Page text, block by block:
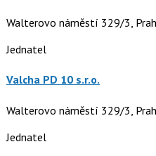
Walterovo náměstí 329/3,
Jednatel
Valcha PD 10 s.r.o.
Walterovo náměstí 329/3,
Jednatel